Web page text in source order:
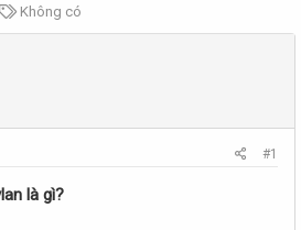
T
ừ
Không có
#1
là gì?